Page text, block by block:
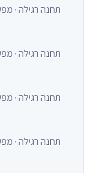
תחנה רגילה · מפעילי אוטובוסים
תחנה רגילה · מפעילי אוטובוסים
תחנה רגילה · מפעילי אוטובוסים
תחנה רגילה · מפעילי אוטובוסים